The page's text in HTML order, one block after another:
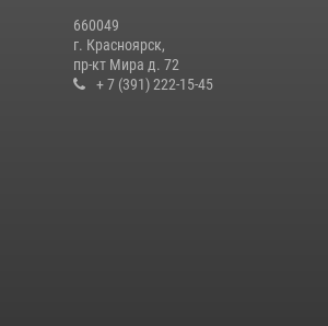
660049
г. Красноярск,
пр-кт Мира д. 72
+ 7 (391) 222-15-45